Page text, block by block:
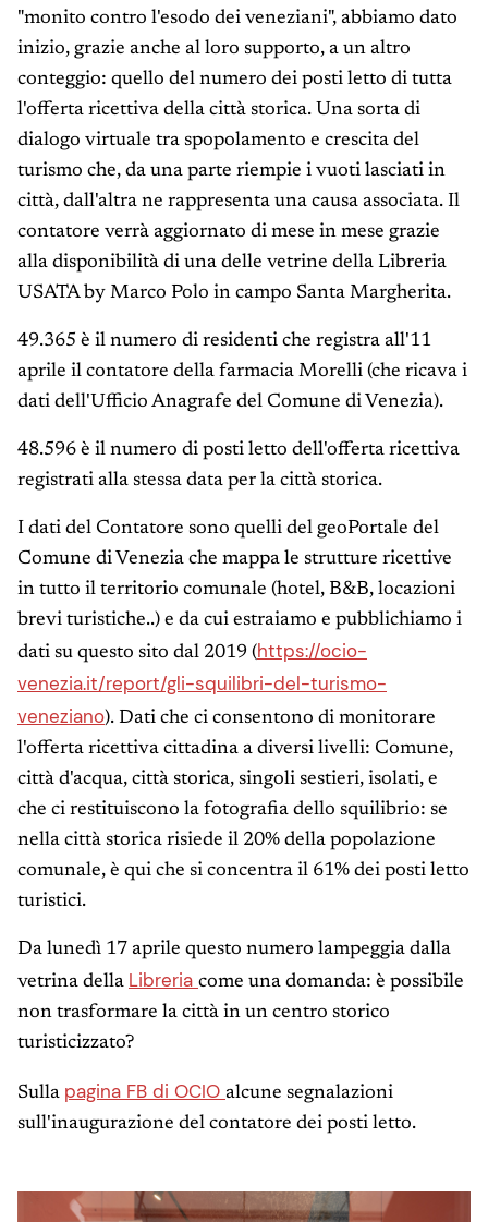
"monito contro l'esodo dei veneziani", abbiamo dato
inizio, grazie anche al loro supporto, a un altro
conteggio: quello del numero dei posti letto di tutta
l'offerta ricettiva della città storica. Una sorta di
dialogo virtuale tra spopolamento e crescita del
turismo che, da una parte riempie i vuoti lasciati in
città, dall'altra ne rappresenta una causa associata. Il
contatore verrà aggiornato di mese in mese grazie
alla disponibilità di una delle vetrine della Libreria
USATA by Marco Polo in campo Santa Margherita.
49.365 è il numero di residenti che registra all'11
aprile il contatore della farmacia Morelli (che ricava i
dati dell'Ufficio Anagrafe del Comune di Venezia).
48.596 è il numero di posti letto dell'offerta ricettiva
registrati alla stessa data per la città storica.
I dati del Contatore sono quelli del geoPortale del
Comune di Venezia che mappa le strutture ricettive
in tutto il territorio comunale (hotel, B&B, locazioni
brevi turistiche..) e da cui estraiamo e pubblichiamo i
dati su questo sito dal 2019 (https://ocio-
venezia.it/report/gli-squilibri-del-turismo-
veneziano). Dati che ci consentono di monitorare
l'offerta ricettiva cittadina a diversi livelli: Comune,
città d'acqua, città storica, singoli sestieri, isolati, e
che ci restituiscono la fotografia dello squilibrio: se
nella città storica risiede il 20% della popolazione
comunale, è qui che si concentra il 61% dei posti letto
turistici.
Da lunedì 17 aprile questo numero lampeggia dalla
vetrina della Libreria come una domanda: è possibile
non trasformare la città in un centro storico
turisticizzato?
Sulla pagina FB di OCIO alcune segnalazioni
sull'inaugurazione del contatore dei posti letto.